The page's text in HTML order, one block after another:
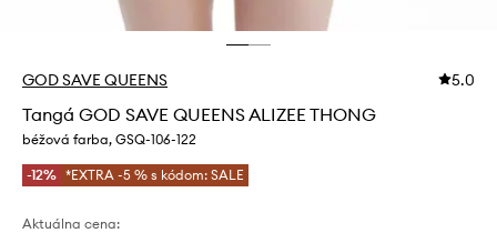
GOD SAVE QUEENS 5.0
Tangá GOD SAVE QUEENS ALIZEE THONG
béžová farba, GSQ-106-122
-12% *EXTRA -5 % s kódom: SALE
Aktuálna cena: